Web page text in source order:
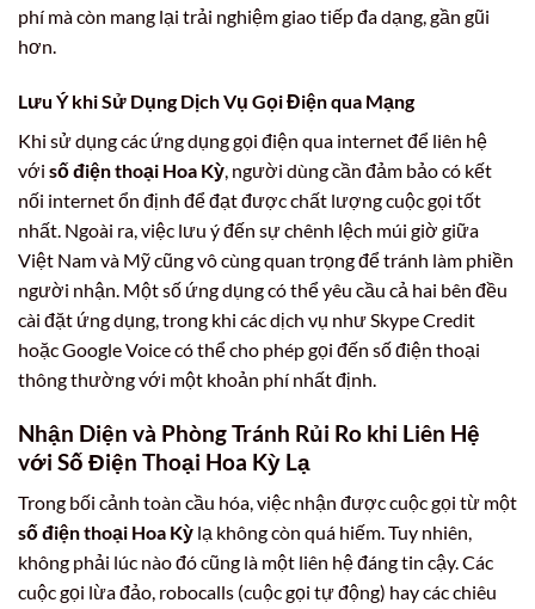
phí mà còn mang lại trải nghiệm giao tiếp đa dạng, gần gũi
hơn.
Lưu Ý khi Sử Dụng Dịch Vụ Gọi Điện qua Mạng
Khi sử dụng các ứng dụng gọi điện qua internet để liên hệ
với số điện thoại Hoa Kỳ, người dùng cần đảm bảo có kết
nối internet ổn định để đạt được chất lượng cuộc gọi tốt
nhất. Ngoài ra, việc lưu ý đến sự chênh lệch múi giờ giữa
Việt Nam và Mỹ cũng vô cùng quan trọng để tránh làm phiền
người nhận. Một số ứng dụng có thể yêu cầu cả hai bên đều
cài đặt ứng dụng, trong khi các dịch vụ như Skype Credit
hoặc Google Voice có thể cho phép gọi đến số điện thoại
thông thường với một khoản phí nhất định.
Nhận Diện và Phòng Tránh Rủi Ro khi Liên Hệ
với Số Điện Thoại Hoa Kỳ Lạ
Trong bối cảnh toàn cầu hóa, việc nhận được cuộc gọi từ một
số điện thoại Hoa Kỳ lạ không còn quá hiếm. Tuy nhiên,
không phải lúc nào đó cũng là một liên hệ đáng tin cậy. Các
cuộc gọi lừa đảo, robocalls (cuộc gọi tự động) hay các chiêu